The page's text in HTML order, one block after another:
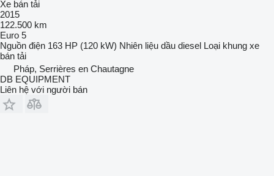
Xe bán tải
2015
122.500 km
Euro 5
Nguồn điện 163 HP (120 kW) Nhiên liệu dầu diesel Loại khung xe
bán tải
Pháp, Serrières en Chautagne
DB EQUIPMENT
Liên hệ với người bán